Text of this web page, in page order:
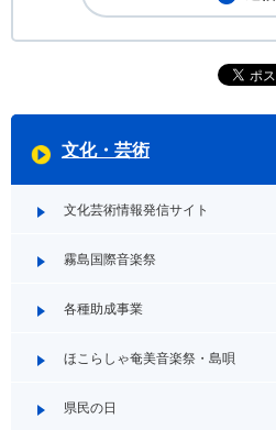
文化・芸術
文化芸術情報発信サイト
霧島国際音楽祭
各種助成事業
ほこらしゃ奄美音楽祭・島唄
県民の日